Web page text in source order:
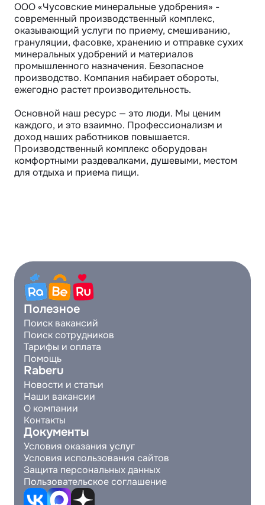
ООО «Чусовские минеральные удобрения» -
современный производственный комплекс,
оказывающий услуги по приему, смешиванию,
грануляции, фасовке, хранению и отправке сухих
минеральных удобрений и материалов
промышленного назначения. Безопасное
производство. Компания набирает обороты,
ежегодно растет производительность.
Основной наш ресурс — это люди. Мы ценим
каждого, и это взаимно. Профессионализм и
доход наших работников повышается.
Производственный комплекс оборудован
комфортными раздевалками, душевыми, местом
для отдыха и приема пищи.
Полезное
Поиск вакансий
Поиск сотрудников
Тарифы и оплата
Помощь
Raberu
Новости и статьи
Наши вакансии
О компании
Контакты
Документы
Условия оказания услуг
Условия использования сайтов
Защита персональных данных
Пользовательское соглашение